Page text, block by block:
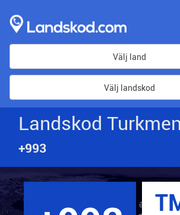
Välj land
Välj landskod
Landskod
+993